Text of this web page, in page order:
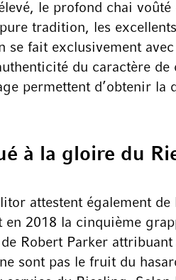
le profond chai
tradition, les
se fait exclusivement
du caractère
permettent d’obtenir
à la gloire du
attestent également
2018 la cinquième
de Robert Parker
sont pas le fruit du